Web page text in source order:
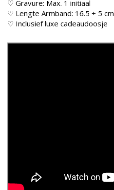
♡ Gravure: Max. 1 initiaal
♡ Lengte Armband: 16.5 + 5 cm
♡ Inclusief luxe cadeaudoosje